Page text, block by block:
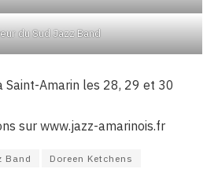
du Sud Jazz Band
Saint-Amarin les 28, 29 et 30
sur www.jazz-amarinois.fr
Band
Doreen Ketchens